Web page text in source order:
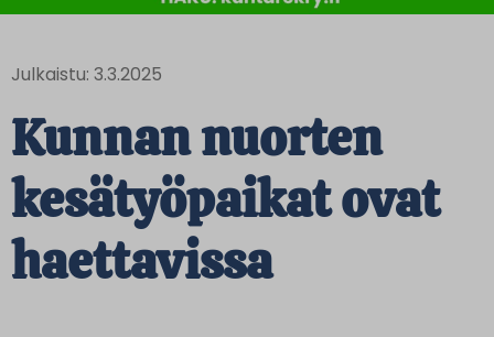
Julkaistu: 3.3.2025
Kunnan nuorten
kesätyöpaikat ovat
haettavissa